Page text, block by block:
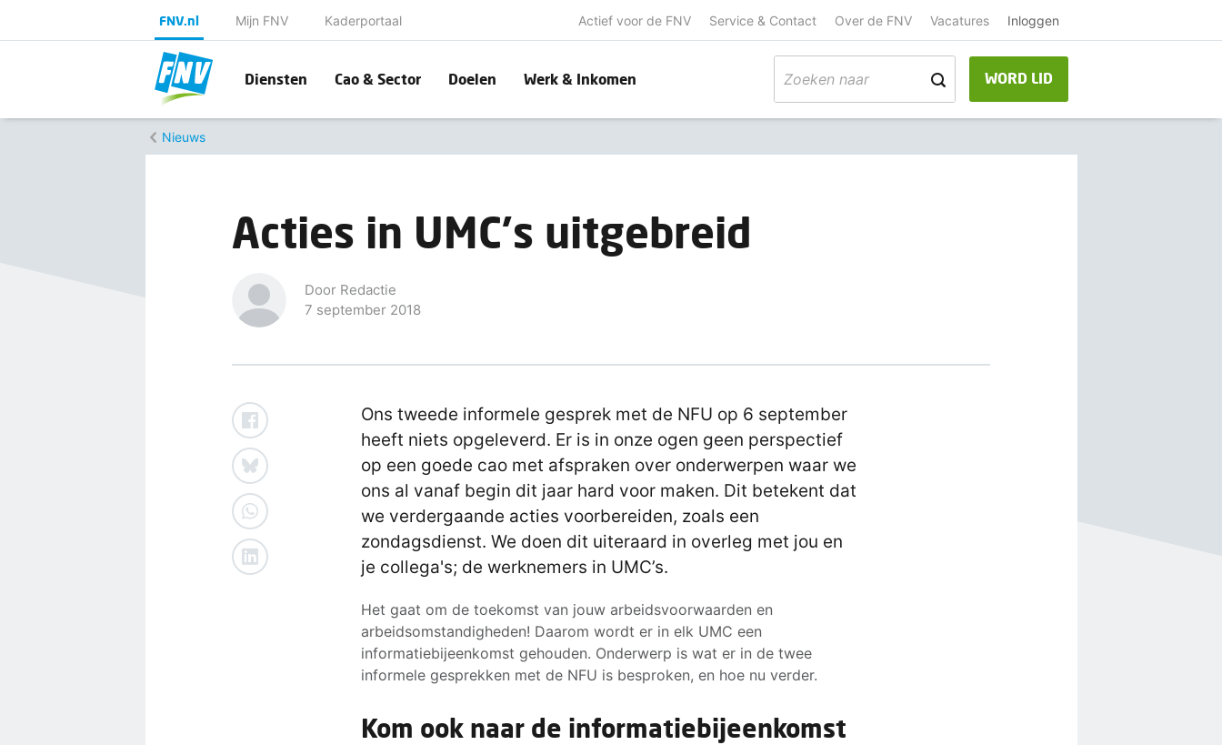
FNV.nl Mijn FNV Kaderportaal Actief voor de FNV Service & Contact Over de FNV Vacatures Inloggen
Diensten Cao & Sector Doelen Werk & Inkomen WORD LID
Nieuws
Acties in UMC's uitgebreid
Door Redactie
7 september 2018
Ons tweede informele gesprek met de NFU op 6 september
heeft niets opgeleverd. Er is in onze ogen geen perspectief
op een goede cao met afspraken over onderwerpen waar we
ons al vanaf begin dit jaar hard voor maken. Dit betekent dat
we verdergaande acties voorbereiden, zoals een
zondagsdienst. We doen dit uiteraard in overleg met jou en
je collega's; de werknemers in UMC’s.
Het gaat om de toekomst van jouw arbeidsvoorwaarden en
arbeidsomstandigheden! Daarom wordt er in elk UMC een
informatiebijeenkomst gehouden. Onderwerp is wat er in de twee
informele gesprekken met de NFU is besproken, en hoe nu verder.
Kom ook naar de informatiebijeenkomst